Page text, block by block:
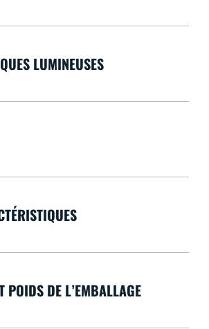
LUMINEUSES
POIDS DE L’EMBALLAGE